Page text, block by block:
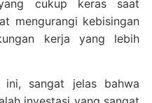
cukup keras saat
mengurangi kebisingan
kerja yang lebih
ini, sangat jelas bahwa